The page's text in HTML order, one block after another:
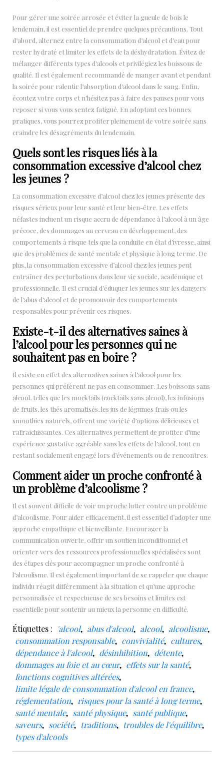
Pour gérer une soirée arrosée et éviter la gueule de bois le
lendemain, il est essentiel de prendre quelques précautions. Tout
d’abord, alternez entre la consommation d’alcool et d’eau pour
rester hydraté et limiter les effets de la déshydratation. Évitez de
mélanger différents types d’alcools et privilégiez les boissons de
qualité. Il est également recommandé de manger avant et pendant
la soirée pour ralentir l’absorption d’alcool dans le sang. Enfin,
écoutez votre corps et n’hésitez pas à faire des pauses pour vous
reposer si vous vous sentez fatigué. En adoptant ces bonnes
pratiques, vous pourrez profiter pleinement de votre soirée sans
craindre les désagréments du lendemain.
Quels sont les risques liés à la
consommation excessive d’alcool chez
les jeunes ?
La consommation excessive d’alcool chez les jeunes présente des
risques sérieux pour leur santé et leur bien-être. Les effets
néfastes incluent un risque accru de dépendance à l’alcool à un âge
précoce, des dommages au cerveau en développement, des
comportements à risque tels que la conduite en état d’ivresse, ainsi
que des problèmes de santé mentale et physique à long terme. De
plus, la consommation excessive d’alcool chez les jeunes peut
entraîner des perturbations dans leur vie sociale, académique et
professionnelle. Il est crucial d’éduquer les jeunes sur les dangers
de l’abus d’alcool et de promouvoir des comportements
responsables pour prévenir ces risques.
Existe-t-il des alternatives saines à
l’alcool pour les personnes qui ne
souhaitent pas en boire ?
Il existe en effet des alternatives saines à l’alcool pour les
personnes qui préfèrent ne pas en consommer. Les boissons sans
alcool, telles que les mocktails (cocktails sans alcool), les infusions
de fruits, les thés aromatisés, les jus de légumes frais ou les
smoothies naturels, offrent une variété d’options délicieuses et
rafraîchissantes. Ces alternatives permettent de profiter d’une
expérience gustative agréable sans les effets de l’alcool, tout en
restant socialement engagé lors d’événements ou de rencontres.
Comment aider un proche confronté à
un problème d’alcoolisme ?
Il est souvent difficile de voir un proche lutter contre un problème
d’alcoolisme. Pour aider efficacement, il est essentiel d’adopter une
approche empathique et bienveillante. Encourager la
communication ouverte, offrir un soutien inconditionnel et
orienter vers des ressources professionnelles spécialisées sont
des étapes clés pour accompagner un proche confronté à
l’alcoolisme. Il est également important de se rappeler que chaque
individu réagit différemment à la situation et qu’une approche
personnalisée et respectueuse de ses besoins et limites est
essentielle pour soutenir au mieux la personne en difficulté.
Étiquettes : 'alcool, abus d'alcool, alcool, alcoolisme,
consommation responsable, convivialité, cultures,
dépendance à l'alcool, désinhibition, détente,
dommages au foie et au cœur, effets sur la santé,
fonctions cognitives altérées,
limite légale de consommation d'alcool en france,
réglementation, risques pour la santé à long terme,
santé mentale, santé physique, santé publique,
saveurs, société, traditions, troubles de l'équilibre,
types d'alcools